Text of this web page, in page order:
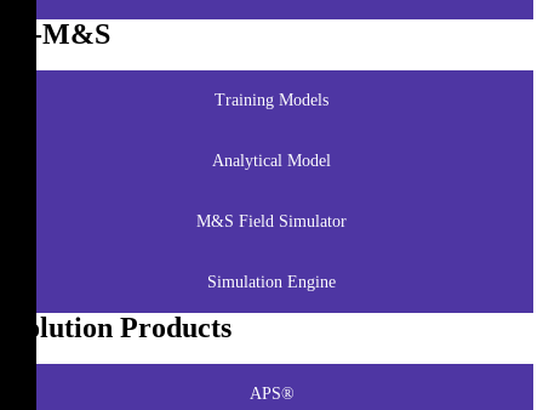
K-M&S
Training Models
Analytical Model
M&S Field Simulator
Simulation Engine
Solution Products
APS®